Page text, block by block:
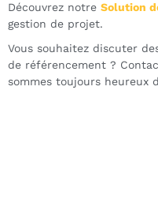
Découvrez notre Solution
gestion de projet.
Vous souhaitez discuter
de référencement ?
sommes toujours heureux